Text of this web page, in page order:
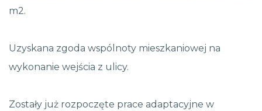
m2.
Uzyskana zgoda wspólnoty mieszkaniowej na
wykonanie wejścia z ulicy.
Zostały już rozpoczęte prace adaptacyjne w